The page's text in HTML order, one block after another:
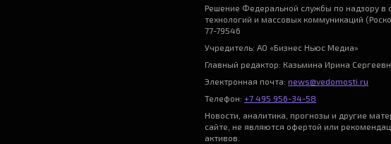
Решение Федеральной службы по надзору в
технологий и массовых коммуникаций
77-79546
Учредитель: АО «Бизнес Ньюс Медиа»
Главный редактор: Казьмина Ирина
Электронная почта: news@vedomosti.ru
Телефон: +7 495 956-34-58
Новости, аналитика, прогнозы и другие
сайте, не являются офертой или
активов.